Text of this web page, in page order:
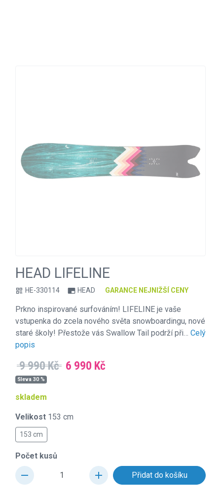
HEAD LIFELINE
qr_code HE-330114 branding_watermark HEAD GARANCE NEJNIŽŠÍ CENY
Prkno inspirované surfováním! LIFELINE je vaše
vstupenka do zcela nového světa snowboardingu, nové
staré školy! Přestože vás Swallow Tail podrží při… Celý
popis
9 990 Kč 6 990 Kč
Sleva 30 %
skladem
Velikost 153 cm
153 cm
Počet kusů
remove add